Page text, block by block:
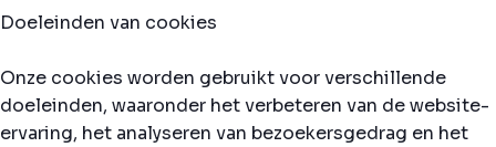
Doeleinden van cookies
Onze cookies worden gebruikt voor verschillende
doeleinden, waaronder het verbeteren van de website-
ervaring, het analyseren van bezoekersgedrag en het